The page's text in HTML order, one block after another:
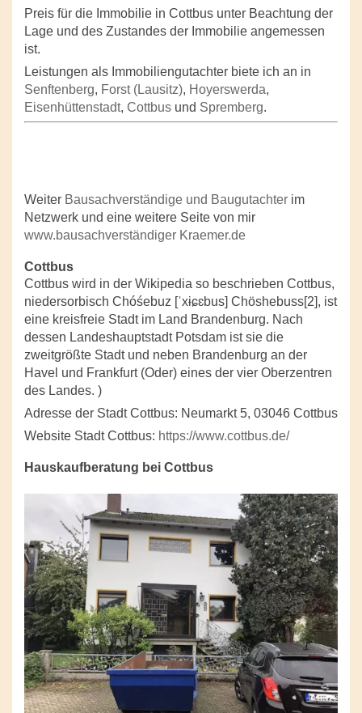
Preis für die Immobilie in Cottbus unter Beachtung der
Lage und des Zustandes der Immobilie angemessen
ist.
Leistungen als Immobiliengutachter biete ich an in
Senftenberg, Forst (Lausitz), Hoyerswerda,
Eisenhüttenstadt, Cottbus und Spremberg.
Weiter Bausachverständige und Baugutachter im
Netzwerk und eine weitere Seite von mir
www.bausachverständiger Kraemer.de
Cottbus
Cottbus wird in der Wikipedia so beschrieben Cottbus,
niedersorbisch Chóśebuz [ˈxɨɕɛbus] Chöshebuss[2], ist
eine kreisfreie Stadt im Land Brandenburg. Nach
dessen Landeshauptstadt Potsdam ist sie die
zweitgrößte Stadt und neben Brandenburg an der
Havel und Frankfurt (Oder) eines der vier Oberzentren
des Landes. )
Adresse der Stadt Cottbus: Neumarkt 5, 03046 Cottbus
Website Stadt Cottbus: https://www.cottbus.de/
Hauskaufberatung bei Cottbus